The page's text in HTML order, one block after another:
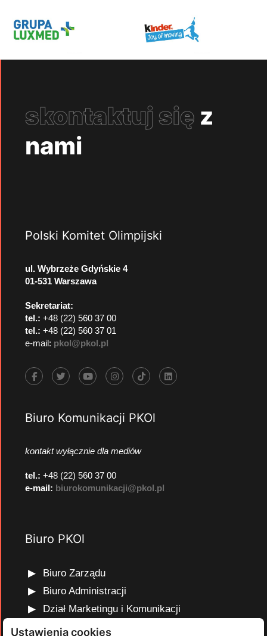
skontaktuj się z
nami
Polski Komitet Olimpijski
ul. Wybrzeże Gdyńskie 4
01-531 Warszawa
Sekretariat:
tel.: +48 (22) 560 37 00
tel.: +48 (22) 560 37 01
e-mail: pkol@pkol.pl
Biuro Komunikacji PKOl
kontakt wyłącznie dla mediów
tel.: +48 (22) 560 37 00
e-mail: biurokomunikacji@pkol.pl
Biuro PKOl
Biuro Zarządu
Biuro Administracji
Dział Marketingu i Komunikacji
Dział Edukacji Olimpijskiej
Ustawienia cookies